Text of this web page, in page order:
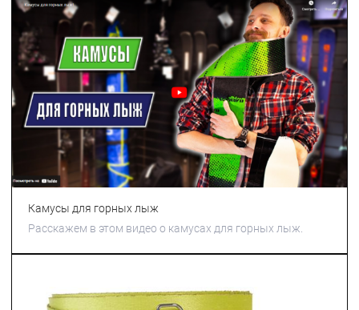
Камусы для горных лыж
Расскажем в этом видео о камусах для горных лыж.